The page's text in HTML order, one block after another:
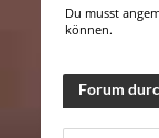
Du musst
können.
Forum